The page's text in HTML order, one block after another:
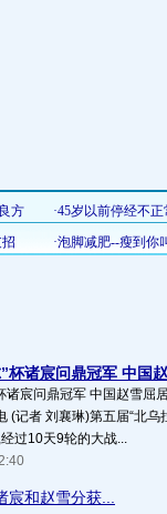
杯诸宸问鼎冠军 中国
诸宸问鼎冠军 中国赵雪屈
(记者 刘襄琳)第五届“北乌
过10天9轮的大战...
和赵雪分获...